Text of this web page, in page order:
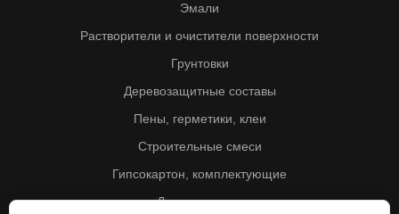
Эмали
Растворители и очистители поверхности
Грунтовки
Деревозащитные составы
Пены, герметики, клеи
Строительные смеси
Гипсокартон, комплектующие
Другие товары